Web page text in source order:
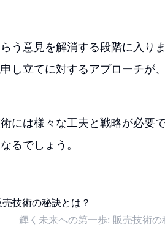
う意見を解消する段階に入り
し立てに対するアプローチが
には様々な工夫と戦略が必要
るでしょう。
輝く未来への第一歩: 販売技術の